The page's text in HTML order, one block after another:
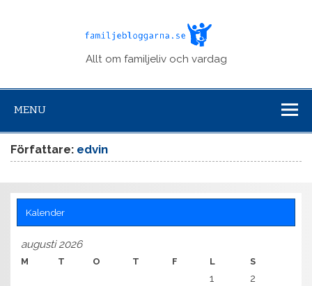
Allt om familjeliv och vardag
MENU
Författare: edvin
Kalender
augusti 2026
M T O T F L S
1
2